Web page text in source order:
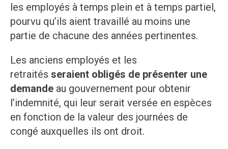
les employés à temps plein et à temps partiel,
pourvu qu’ils aient travaillé au moins une
partie de chacune des années pertinentes.
Les anciens employés et les
retraités seraient obligés de présenter une
demande au gouvernement pour obtenir
l’indemnité, qui leur serait versée en espèces
en fonction de la valeur des journées de
congé auxquelles ils ont droit.